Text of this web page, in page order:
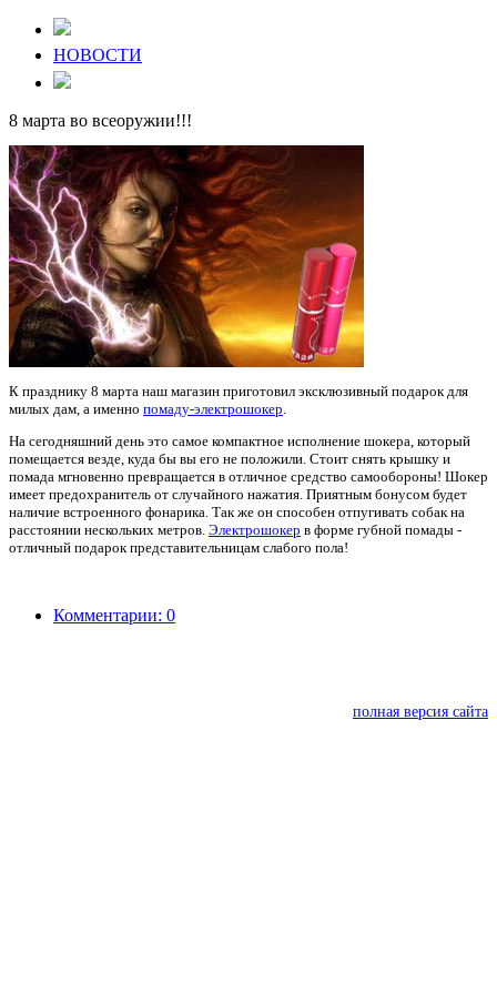
НОВОСТИ
8 марта во всеоружии!!!
К празднику 8 марта наш магазин приготовил эксклюзивный подарок для
милых дам, а именно помаду-электрошокер
На сегодняшний день это самое компактное исполнение шокера, который
помещается везде, куда бы вы его не положили. Стоит снять крышку и
помада мгновенно превращается в отличное средство самообороны! Шокер
имеет предохранитель от случайного нажатия. Приятным бонусом будет
наличие встроенного фонарика. Так же он способен отпугивать собак на
расстоянии нескольких метров. Электрошокер в форме губной помады -
отличный подарок представительницам слабого пола!
Комментарии: 0
полная версия сайта